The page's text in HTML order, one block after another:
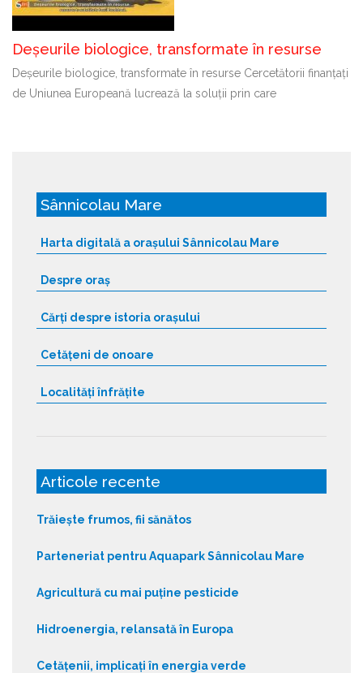
Deșeurile biologice, transformate în resurse
Deșeurile biologice, transformate în resurse Cercetătorii finanțați
de Uniunea Europeană lucrează la soluții prin care
Sânnicolau Mare
Harta digitală a orașului Sânnicolau Mare
Despre oraș
Cărți despre istoria orașului
Cetățeni de onoare
Localități înfrățite
Articole recente
Trăiește frumos, fii sănătos
Parteneriat pentru Aquapark Sânnicolau Mare
Agricultură cu mai puține pesticide
Hidroenergia, relansată în Europa
Cetățenii, implicați în energia verde